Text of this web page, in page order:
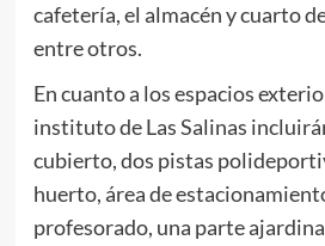
cafetería, el almacén y cuarto
entre otros.
En cuanto a los espacios
instituto de Las Salinas
cubierto, dos pistas
huerto, área de
profesorado, una parte